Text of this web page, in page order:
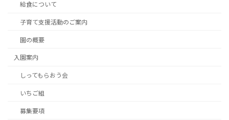
給食について
子育て支援活動のご案内
園の概要
入園案内
しってもらおう会
いちご組
募集要項